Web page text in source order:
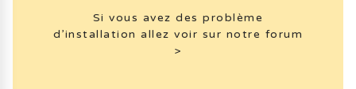
Si vous avez des problème
d’installation allez voir sur notre forum
>